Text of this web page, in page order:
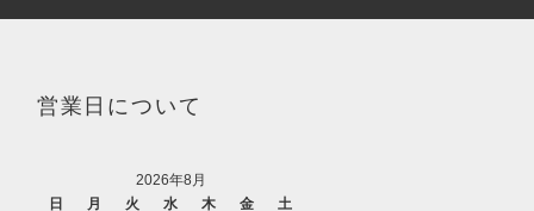
営業日について
2026年8月
日
月 火 水 木 金 土